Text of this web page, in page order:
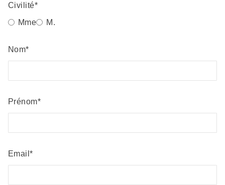
Civilité
Mme
M.
Nom
Prénom
Email